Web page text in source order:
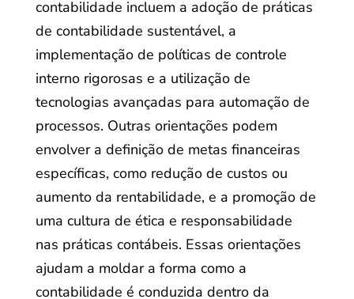
contabilidade incluem a adoção de práticas
de contabilidade sustentável, a
implementação de políticas de controle
interno rigorosas e a utilização de
tecnologias avançadas para automação de
processos. Outras orientações podem
envolver a definição de metas financeiras
específicas, como redução de custos ou
aumento da rentabilidade, e a promoção de
uma cultura de ética e responsabilidade
nas práticas contábeis. Essas orientações
ajudam a moldar a forma como a
contabilidade é conduzida dentro da